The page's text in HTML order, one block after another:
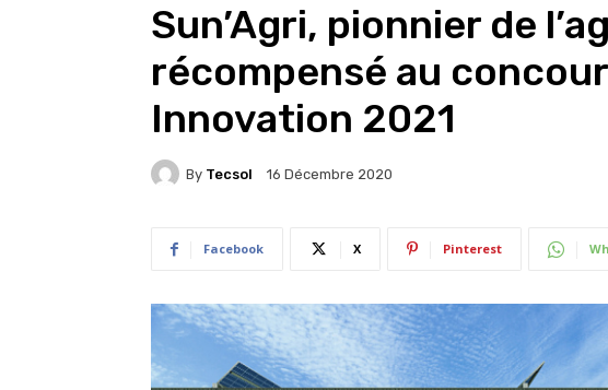
Sun’Agri, pionnier de
récompensé au
Innovation 2021
By Tecsol 16 Décembre 2020
Facebook X Pinterest